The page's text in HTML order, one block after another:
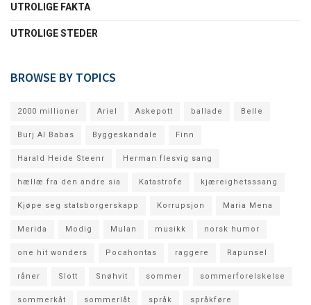
UTROLIGE FAKTA
UTROLIGE STEDER
BROWSE BY TOPICS
2000 millioner Ariel Askepott ballade Belle
Burj Al Babas Byggeskandale Finn
Harald Heide Steenr Herman flesvig sang
hællæ fra den andre sia Katastrofe kjæreighetsssang
Kjøpe seg statsborgerskapp Korrupsjon Maria Mena
Merida Modig Mulan musikk norsk humor
one hit wonders Pocahontas raggere Rapunsel
råner Slott Snøhvit sommer sommerforelskelse
sommerkåt sommerlåt språk språkføre